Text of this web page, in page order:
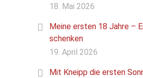
18. Mai 2026
Meine ersten 18 Jahre –
schenken
19. April 2026
Mit Kneipp die ersten